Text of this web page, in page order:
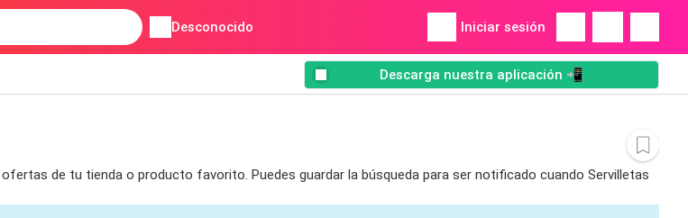
Desconocido Iniciar sesión
Descarga nuestra aplicación 📲
de tu tienda o producto favorito. Puedes guardar la búsqueda para ser notificado cuando Servilletas